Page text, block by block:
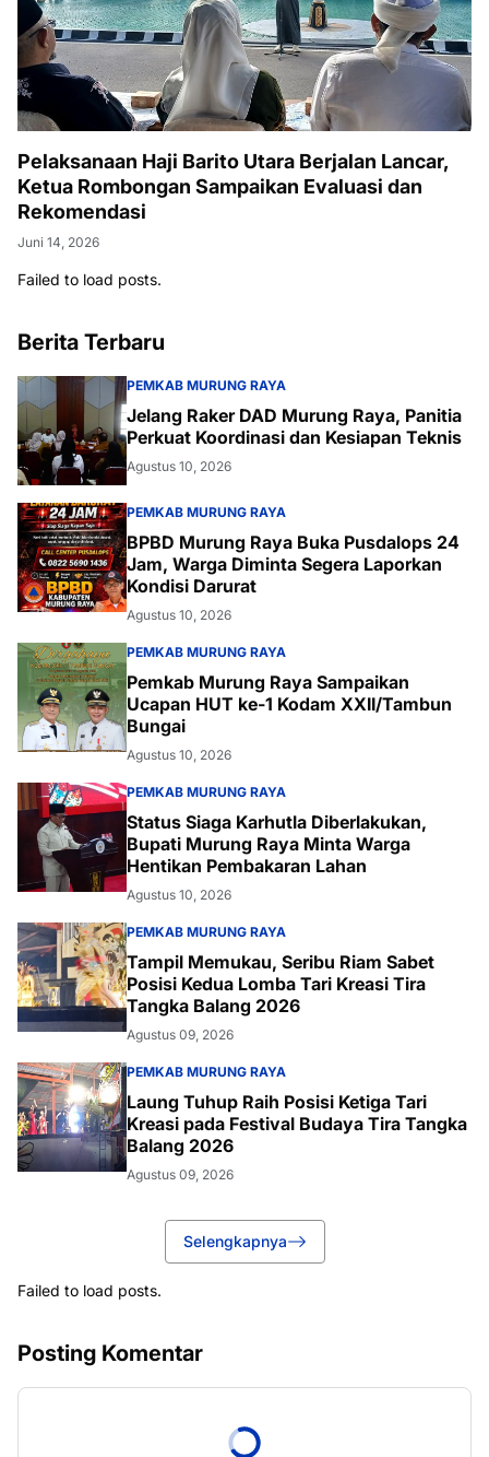
Pelaksanaan Haji Barito Utara Berjalan Lancar,
Ketua Rombongan Sampaikan Evaluasi dan
Rekomendasi
Juni 14, 2026
Failed to load posts.
Berita Terbaru
PEMKAB MURUNG RAYA
Jelang Raker DAD Murung Raya, Panitia
Perkuat Koordinasi dan Kesiapan Teknis
Agustus 10, 2026
PEMKAB MURUNG RAYA
BPBD Murung Raya Buka Pusdalops 24
Jam, Warga Diminta Segera Laporkan
Kondisi Darurat
Agustus 10, 2026
PEMKAB MURUNG RAYA
Pemkab Murung Raya Sampaikan
Ucapan HUT ke-1 Kodam XXII/Tambun
Bungai
Agustus 10, 2026
PEMKAB MURUNG RAYA
Status Siaga Karhutla Diberlakukan,
Bupati Murung Raya Minta Warga
Hentikan Pembakaran Lahan
Agustus 10, 2026
PEMKAB MURUNG RAYA
Tampil Memukau, Seribu Riam Sabet
Posisi Kedua Lomba Tari Kreasi Tira
Tangka Balang 2026
Agustus 09, 2026
PEMKAB MURUNG RAYA
Laung Tuhup Raih Posisi Ketiga Tari
Kreasi pada Festival Budaya Tira Tangka
Balang 2026
Agustus 09, 2026
Selengkapnya
Failed to load posts.
Posting Komentar